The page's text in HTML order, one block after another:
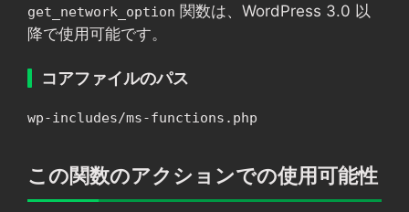
get_network_option 関数は、WordPress 3.0 以
降で使用可能です。
コアファイルのパス
wp-includes/ms-functions.php
この関数のアクションでの使用可能性